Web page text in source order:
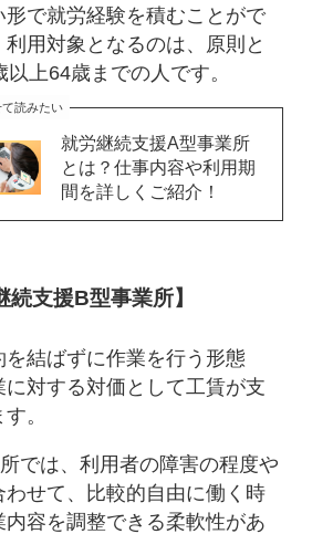
形で就労経験を積むことがで
利用対象となるのは、原則と
以上64歳までの人です。
て読みたい
就労継続支援A型事業所
とは？仕事内容や利用期
間を詳しくご紹介！
続支援B型事業所】
を結ばずに作業を行う形態
に対する対価として工賃が支
。
では、利用者の障害の程度や
わせて、比較的自由に働く時
内容を調整できる柔軟性があ